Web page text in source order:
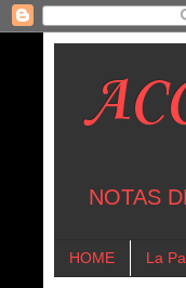
NOTAS
HOME La